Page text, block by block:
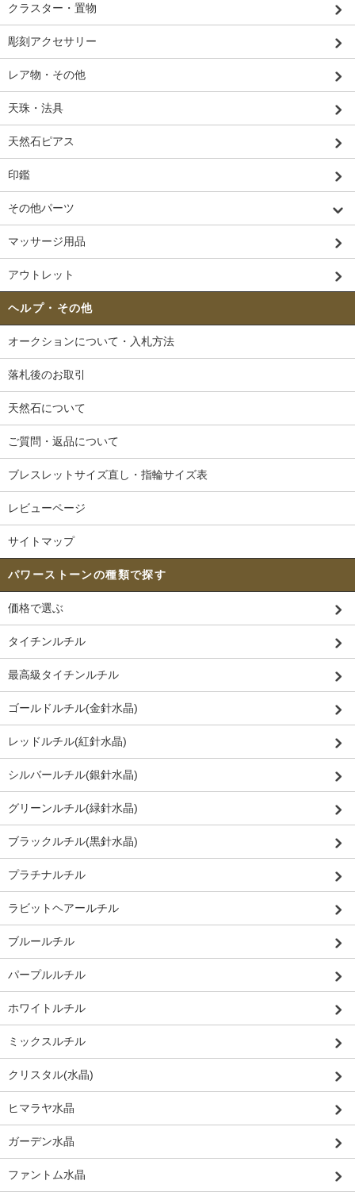
クラスター・置物
彫刻アクセサリー
レア物・その他
天珠・法具
天然石ピアス
印鑑
その他パーツ
マッサージ用品
アウトレット
ヘルプ・その他
オークションについて・入札方法
落札後のお取引
天然石について
ご質問・返品について
ブレスレットサイズ直し・指輪サイズ表
レビューページ
サイトマップ
パワーストーンの種類で探す
価格で選ぶ
タイチンルチル
最高級タイチンルチル
ゴールドルチル(金針水晶)
レッドルチル(紅針水晶)
シルバールチル(銀針水晶)
グリーンルチル(緑針水晶)
ブラックルチル(黒針水晶)
プラチナルチル
ラビットヘアールチル
ブルールチル
パープルルチル
ホワイトルチル
ミックスルチル
クリスタル(水晶)
ヒマラヤ水晶
ガーデン水晶
ファントム水晶